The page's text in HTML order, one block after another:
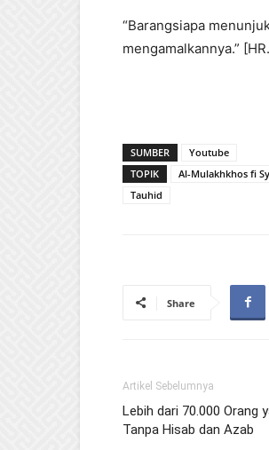
“Barangsiapa
mengamalkannya.”
SUMBER
Youtube
TOPIK
Al-Mulakhkhos fi
Tauhid
Share
Artikel Sebelumnya
Lebih dari 70.000 Orang
Tanpa Hisab dan Azab